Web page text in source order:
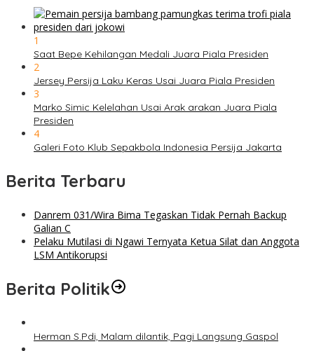
1
Saat Bepe Kehilangan Medali Juara Piala Presiden
2
Jersey Persija Laku Keras Usai Juara Piala Presiden
3
Marko Simic Kelelahan Usai Arak arakan Juara Piala
Presiden
4
Galeri Foto Klub Sepakbola Indonesia Persija Jakarta
Berita Terbaru
Danrem 031/Wira Bima Tegaskan Tidak Pernah Backup
Galian C
Pelaku Mutilasi di Ngawi Ternyata Ketua Silat dan Anggota
LSM Antikorupsi
Berita Politik
Herman S.Pdi, Malam dilantik, Pagi Langsung Gaspol